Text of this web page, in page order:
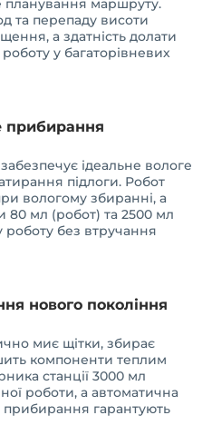
маршруту.
та перепаду висоти
а здатність долати
у багаторівневих
прибирання
ідеальне вологе
підлоги. Робот
вологому збиранні, а
80 мл (робот) та 2500 мл
роботу без втручання
нового покоління
миє щітки, збирає
компоненти теплим
станції 3000 мл
роботи, а автоматична
прибирання гарантують